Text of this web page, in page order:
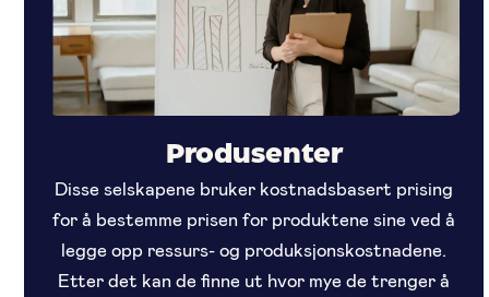
Produsenter
Disse selskapene bruker kostnadsbasert prising
for å bestemme prisen for produktene sine ved å
legge opp ressurs- og produksjonskostnadene.
Etter det kan de finne ut hvor mye de trenger å